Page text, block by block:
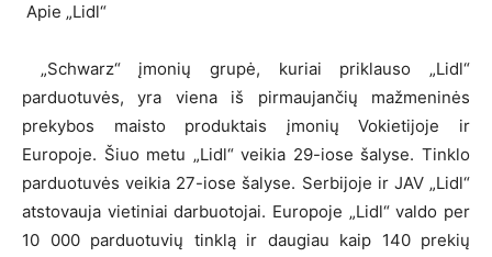
Apie „Lidl“
„Schwarz“ įmonių grupė, kuriai priklauso „Lidl“
parduotuvės, yra viena iš pirmaujančių mažmeninės
prekybos maisto produktais įmonių Vokietijoje ir
Europoje. Šiuo metu „Lidl“ veikia 29-iose šalyse. Tinklo
parduotuvės veikia 27-iose šalyse. Serbijoje ir JAV „Lidl“
atstovauja vietiniai darbuotojai. Europoje „Lidl“ valdo per
10 000 parduotuvių tinklą ir daugiau kaip 140 prekių